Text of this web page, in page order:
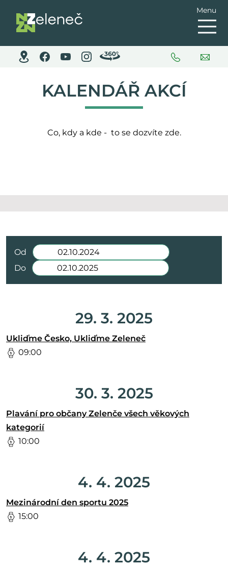
Menu
KALENDÁŘ AKCÍ
Co, kdy a kde - to se dozvíte zde.
Od
Do
29. 3. 2025
Ukliďme Česko, Ukliďme Zeleneč
09:00
30. 3. 2025
Plavání pro občany Zelenče všech věkových
kategorií
10:00
4. 4. 2025
Mezinárodní den sportu 2025
15:00
4. 4. 2025